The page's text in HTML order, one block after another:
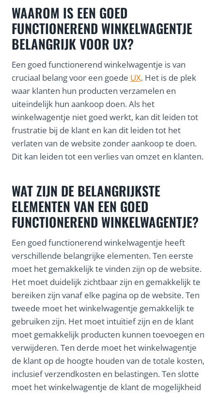
WAAROM IS EEN GOED
FUNCTIONEREND WINKELWAGENTJE
BELANGRIJK VOOR UX?
Een goed functionerend winkelwagentje is van
cruciaal belang voor een goede UX. Het is de plek
waar klanten hun producten verzamelen en
uiteindelijk hun aankoop doen. Als het
winkelwagentje niet goed werkt, kan dit leiden tot
frustratie bij de klant en kan dit leiden tot het
verlaten van de website zonder aankoop te doen.
Dit kan leiden tot een verlies van omzet en klanten.
WAT ZIJN DE BELANGRIJKSTE
ELEMENTEN VAN EEN GOED
FUNCTIONEREND WINKELWAGENTJE?
Een goed functionerend winkelwagentje heeft
verschillende belangrijke elementen. Ten eerste
moet het gemakkelijk te vinden zijn op de website.
Het moet duidelijk zichtbaar zijn en gemakkelijk te
bereiken zijn vanaf elke pagina op de website. Ten
tweede moet het winkelwagentje gemakkelijk te
gebruiken zijn. Het moet intuïtief zijn en de klant
moet gemakkelijk producten kunnen toevoegen en
verwijderen. Ten derde moet het winkelwagentje
de klant op de hoogte houden van de totale kosten,
inclusief verzendkosten en belastingen. Ten slotte
moet het winkelwagentje de klant de mogelijkheid